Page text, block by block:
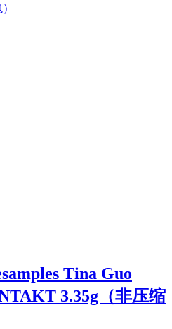
Tina Guo
3.35g（非压缩